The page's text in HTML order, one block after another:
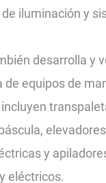
iluminación y
desarrolla y
de equipos de
y
eléctricos.